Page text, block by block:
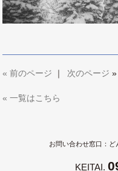
« 前のページ ｜ 次のページ »
« 一覧はこちら
お問い合わせ窓口：ど
KEITAI.